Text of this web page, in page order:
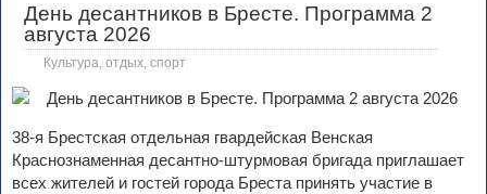
День десантников в Бресте. Программа 2
августа 2026
Культура, отдых, спорт
38-я Брестская отдельная гвардейская Венская
Краснознаменная десантно-штурмовая бригада приглашает
всех жителей и гостей города Бреста принять участие в